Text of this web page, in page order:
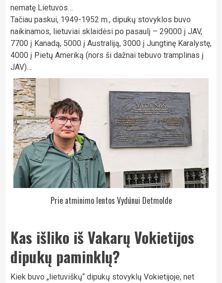
nematę Lietuvos…
Tačiau paskui, 1949-1952 m., dipukų stovyklos buvo
naikinamos, lietuviai sklaidėsi po pasaulį – 29000 į JAV,
7700 į Kanadą, 5000 į Australiją, 3000 į Jungtinę Karalystę,
4000 į Pietų Ameriką (nors ši dažnai tebuvo tramplinas į
JAV)…
Prie atminimo lentos Vydūnui Detmolde
Kas išliko iš Vakarų Vokietijos
dipukų paminklų?
Kiek buvo „lietuviškų“ dipukų stovyklų Vokietijoje, net